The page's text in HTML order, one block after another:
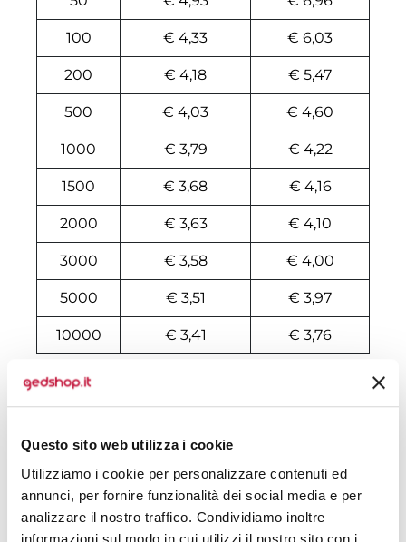
Questo sito web utilizza i cookie
Utilizziamo i cookie per personalizzare contenuti ed
annunci, per fornire funzionalità dei social media e per
analizzare il nostro traffico. Condividiamo inoltre
informazioni sul modo in cui utilizzi il nostro sito con i
100 € 4,33 € 6,03
200 € 4,18 € 5,47
500 € 4,03 € 4,60
1000 € 3,79 € 4,22
1500 € 3,68 € 4,16
2000 € 3,63 € 4,10
3000 € 3,58 € 4,00
5000 € 3,51 € 3,97
10000 € 3,41 € 3,76
Tecniche di stampa
Area di personalizzazione
Domande e risposte